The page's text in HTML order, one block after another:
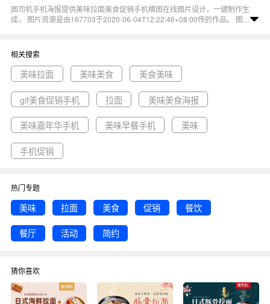
图司机手机海报提供美味拉面美食促销手机横图在线图片设计，一键制作生
成， 图片资源是由167703于2020-06-04T12:22:46+08:00传的作品。 图片
题。 主要用于手机横图行业，为您推荐与美味拉面美食促销手机横图相关
的专题美味拉面, 美味美食, 美食美味等优质图片模板资源。
相关搜索
美味拉面 美味美食 美食美味
gif美食促销手机 拉面 美味美食海报
美味嘉年华手机 美味早餐手机 美味
手机促销
热门专题
美味 拉面 美食 促销 餐饮
餐厅 活动 简约
猜你喜欢